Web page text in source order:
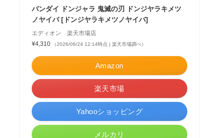
バンダイ ドンジャラ 鬼滅の刃 ドンジヤラキメツ
ノヤイバ [ドンジヤラキメツノヤイバ]
エディオン 楽天市場店
¥4,310
（2026/06/24 12:14時点 | 楽天市場調べ）
Amazon
楽天市場
Yahooショッピング
メルカリ